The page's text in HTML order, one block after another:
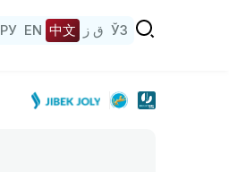
РУ EN 中文 ق ز ЎЗ